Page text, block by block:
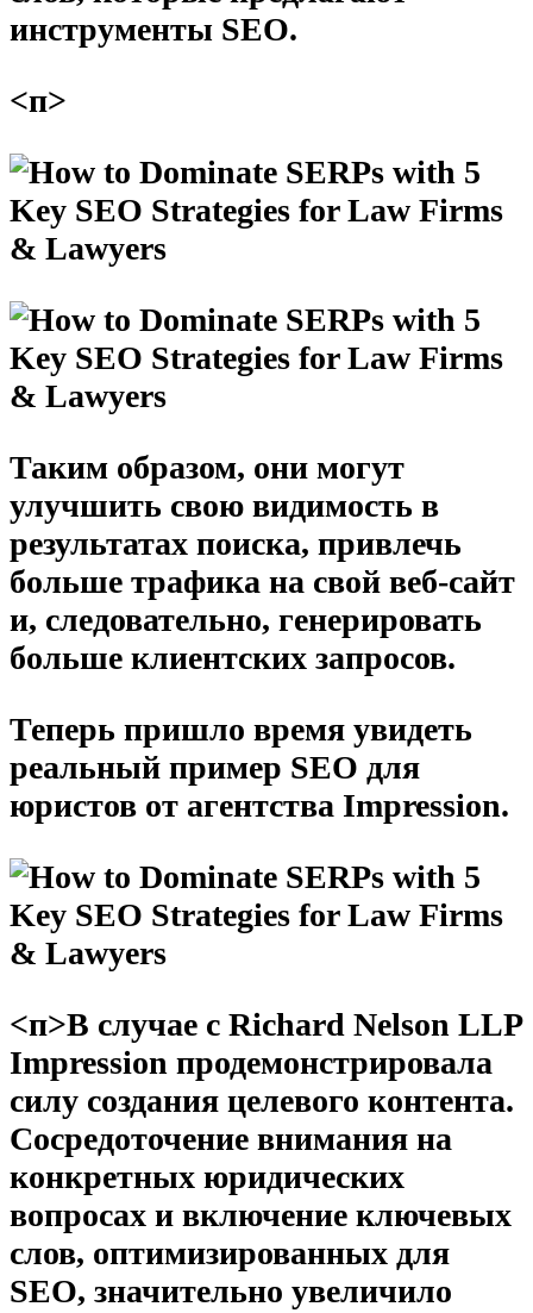
инструменты SEO.
<п>
Таким образом, они могут
улучшить свою видимость в
результатах поиска, привлечь
больше трафика на свой веб-сайт
и, следовательно, генерировать
больше клиентских запросов.
Теперь пришло время увидеть
реальный пример SEO для
юристов от агентства Impression.
<п>В случае с Richard Nelson LLP
Impression продемонстрировала
силу создания целевого контента.
Сосредоточение внимания на
конкретных юридических
вопросах и включение ключевых
слов, оптимизированных для
SEO, значительно увеличило